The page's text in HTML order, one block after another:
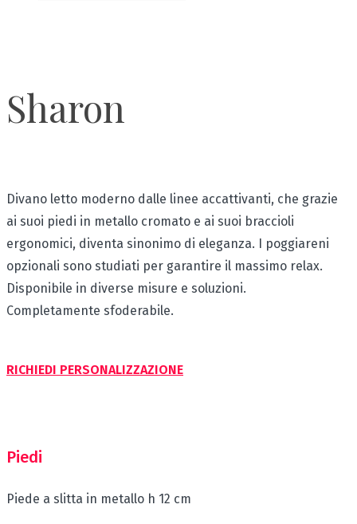
Sharon
Divano letto moderno dalle linee accattivanti, che grazie
ai suoi piedi in metallo cromato e ai suoi braccioli
ergonomici, diventa sinonimo di eleganza. I poggiareni
opzionali sono studiati per garantire il massimo relax.
Disponibile in diverse misure e soluzioni.
Completamente sfoderabile.
RICHIEDI PERSONALIZZAZIONE
Piedi
Piede a slitta in metallo h 12 cm